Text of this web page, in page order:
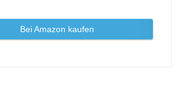
Bei Amazon kaufen